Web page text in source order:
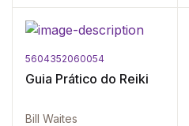
5604352060054
Guia Prático do Reiki
Bill Waites